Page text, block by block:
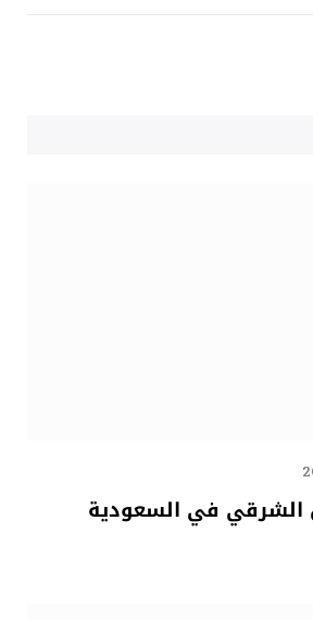
الشرقي في السعودية